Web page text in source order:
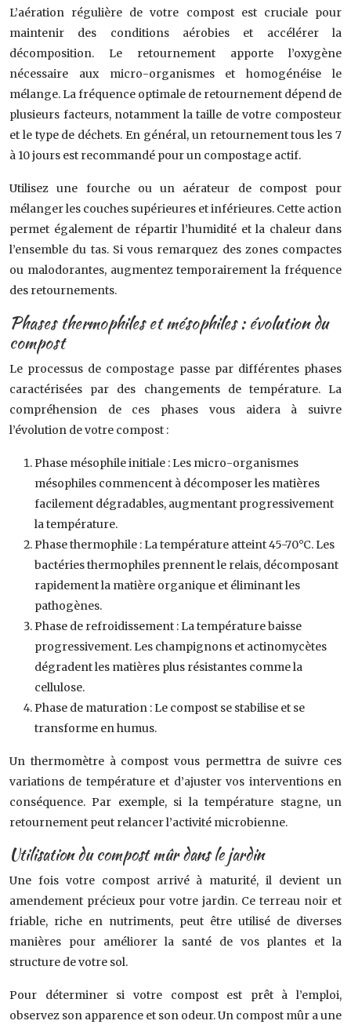
L’aération régulière de votre compost est cruciale pour
maintenir des conditions aérobies et accélérer la
décomposition. Le retournement apporte l’oxygène
nécessaire aux micro-organismes et homogénéise le
mélange. La fréquence optimale de retournement dépend de
plusieurs facteurs, notamment la taille de votre composteur
et le type de déchets. En général, un retournement tous les 7
à 10 jours est recommandé pour un compostage actif.
Utilisez une fourche ou un aérateur de compost pour
mélanger les couches supérieures et inférieures. Cette action
permet également de répartir l’humidité et la chaleur dans
l’ensemble du tas. Si vous remarquez des zones compactes
ou malodorantes, augmentez temporairement la fréquence
des retournements.
Phases thermophiles et mésophiles : évolution du
compost
Le processus de compostage passe par différentes phases
caractérisées par des changements de température. La
compréhension de ces phases vous aidera à suivre
l’évolution de votre compost :
Phase mésophile initiale : Les micro-organismes
mésophiles commencent à décomposer les matières
facilement dégradables, augmentant progressivement
la température.
Phase thermophile : La température atteint 45-70°C. Les
bactéries thermophiles prennent le relais, décomposant
rapidement la matière organique et éliminant les
pathogènes.
Phase de refroidissement : La température baisse
progressivement. Les champignons et actinomycètes
dégradent les matières plus résistantes comme la
cellulose.
Phase de maturation : Le compost se stabilise et se
transforme en humus.
Un thermomètre à compost vous permettra de suivre ces
variations de température et d’ajuster vos interventions en
conséquence. Par exemple, si la température stagne, un
retournement peut relancer l’activité microbienne.
Utilisation du compost mûr dans le jardin
Une fois votre compost arrivé à maturité, il devient un
amendement précieux pour votre jardin. Ce terreau noir et
friable, riche en nutriments, peut être utilisé de diverses
manières pour améliorer la santé de vos plantes et la
structure de votre sol.
Pour déterminer si votre compost est prêt à l’emploi,
observez son apparence et son odeur. Un compost mûr a une